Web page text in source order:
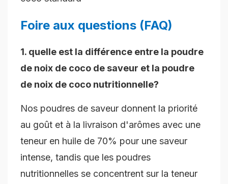
Foire aux questions (FAQ)
1. quelle est la différence entre la poudre
de noix de coco de saveur et la poudre
de noix de coco nutritionnelle?
Nos poudres de saveur donnent la priorité
au goût et à la livraison d'arômes avec une
teneur en huile de 70% pour une saveur
intense, tandis que les poudres
nutritionnelles se concentrent sur la teneur